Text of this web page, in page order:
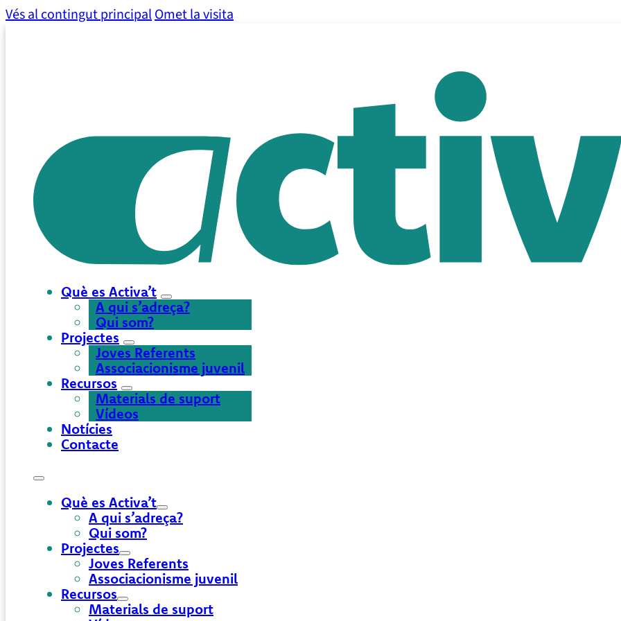
Vés al contingut principalOmet la visita
Què es Activa’t
A qui s’adreça?
Qui som?
Projectes
Joves Referents
Associacionisme juvenil
Recursos
Materials de suport
Vídeos
Notícies
Contacte
Què es Activa’t
A qui s’adreça?
Qui som?
Projectes
Joves Referents
Associacionisme juvenil
Recursos
Materials de suport